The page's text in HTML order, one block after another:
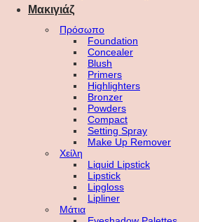
Μακιγιάζ
Πρόσωπο
Foundation
Concealer
Blush
Primers
Highlighters
Bronzer
Powders
Compact
Setting Spray
Make Up Remover
Χείλη
Liquid Lipstick
Lipstick
Lipgloss
Lipliner
Μάτια